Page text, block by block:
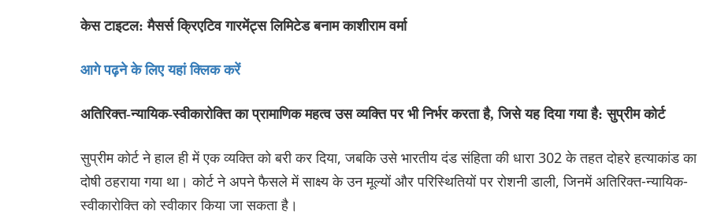
केस टाइटल: मैसर्स क्रिएटिव गारमेंट्स लिमिटेड बनाम काशीराम वर्मा
आगे पढ़ने के लिए यहां क्लिक करें
अतिरिक्त-न्यायिक-स्वीकारोक्ति का प्रामाणिक महत्व उस व्यक्ति पर भी निर्भर करता है, जिसे यह दिया गया है: सुप्रीम कोर्ट
सुप्रीम कोर्ट ने हाल ही में एक व्यक्ति को बरी कर दिया, जबकि उसे भारतीय दंड संहिता की धारा 302 के तहत दोहरे हत्याकांड का
दोषी ठहराया गया था। कोर्ट ने अपने फैसले में साक्ष्य के उन मूल्यों और परिस्थितियों पर रोशनी डाली, जिनमें अतिरिक्त-न्यायिक-
स्वीकारोक्ति को स्वीकार किया जा सकता है।